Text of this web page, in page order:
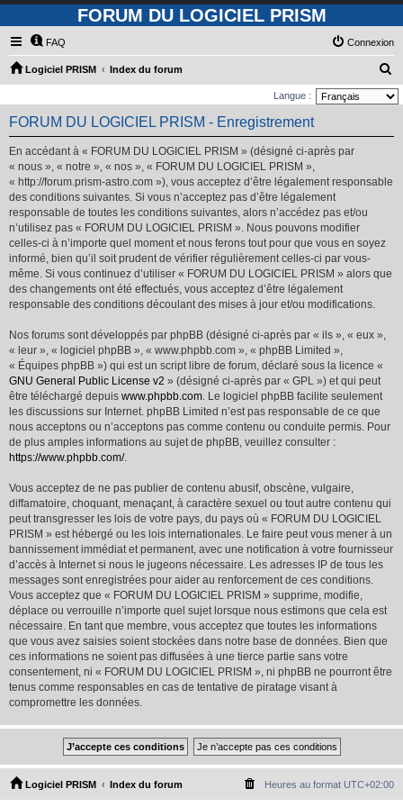
FORUM DU LOGICIEL PRISM
FAQ Connexion
Logiciel PRISM Index du forum
e
Langue :
FORUM DU LOGICIEL PRISM - Enregistrement
En accédant à « FORUM DU LOGICIEL PRISM » (désigné ci-après par
« nous », « notre », « nos », « FORUM DU LOGICIEL PRISM »,
« http://forum.prism-astro.com »), vous acceptez d’être légalement responsable
des conditions suivantes. Si vous n’acceptez pas d’être légalement
responsable de toutes les conditions suivantes, alors n’accédez pas et/ou
n’utilisez pas « FORUM DU LOGICIEL PRISM ». Nous pouvons modifier
celles-ci à n’importe quel moment et nous ferons tout pour que vous en soyez
informé, bien qu’il soit prudent de vérifier régulièrement celles-ci par vous-
même. Si vous continuez d’utiliser « FORUM DU LOGICIEL PRISM » alors que
des changements ont été effectués, vous acceptez d’être légalement
responsable des conditions découlant des mises à jour et/ou modifications.
Nos forums sont développés par phpBB (désigné ci-après par « ils », « eux »,
« leur », « logiciel phpBB », « www.phpbb.com », « phpBB Limited »,
« Équipes phpBB ») qui est un script libre de forum, déclaré sous la licence «
GNU General Public License v2 » (désigné ci-après par « GPL ») et qui peut
être téléchargé depuis www.phpbb.com. Le logiciel phpBB facilite seulement
les discussions sur Internet. phpBB Limited n’est pas responsable de ce que
nous acceptons ou n’acceptons pas comme contenu ou conduite permis. Pour
de plus amples informations au sujet de phpBB, veuillez consulter :
https://www.phpbb.com/.
Vous acceptez de ne pas publier de contenu abusif, obscène, vulgaire,
diffamatoire, choquant, menaçant, à caractère sexuel ou tout autre contenu qui
peut transgresser les lois de votre pays, du pays où « FORUM DU LOGICIEL
PRISM » est hébergé ou les lois internationales. Le faire peut vous mener à un
bannissement immédiat et permanent, avec une notification à votre fournisseur
d’accès à Internet si nous le jugeons nécessaire. Les adresses IP de tous les
messages sont enregistrées pour aider au renforcement de ces conditions.
Vous acceptez que « FORUM DU LOGICIEL PRISM » supprime, modifie,
déplace ou verrouille n’importe quel sujet lorsque nous estimons que cela est
nécessaire. En tant que membre, vous acceptez que toutes les informations
que vous avez saisies soient stockées dans notre base de données. Bien que
ces informations ne soient pas diffusées à une tierce partie sans votre
consentement, ni « FORUM DU LOGICIEL PRISM », ni phpBB ne pourront être
tenus comme responsables en cas de tentative de piratage visant à
compromettre les données.
Logiciel PRISM Index du forum Heures au format UTC+02:00